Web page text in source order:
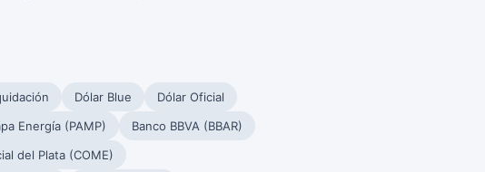
Dólar Blue
Dólar Oficial
Energía (PAMP)
Banco BBVA (BBAR)
del Plata (COME)